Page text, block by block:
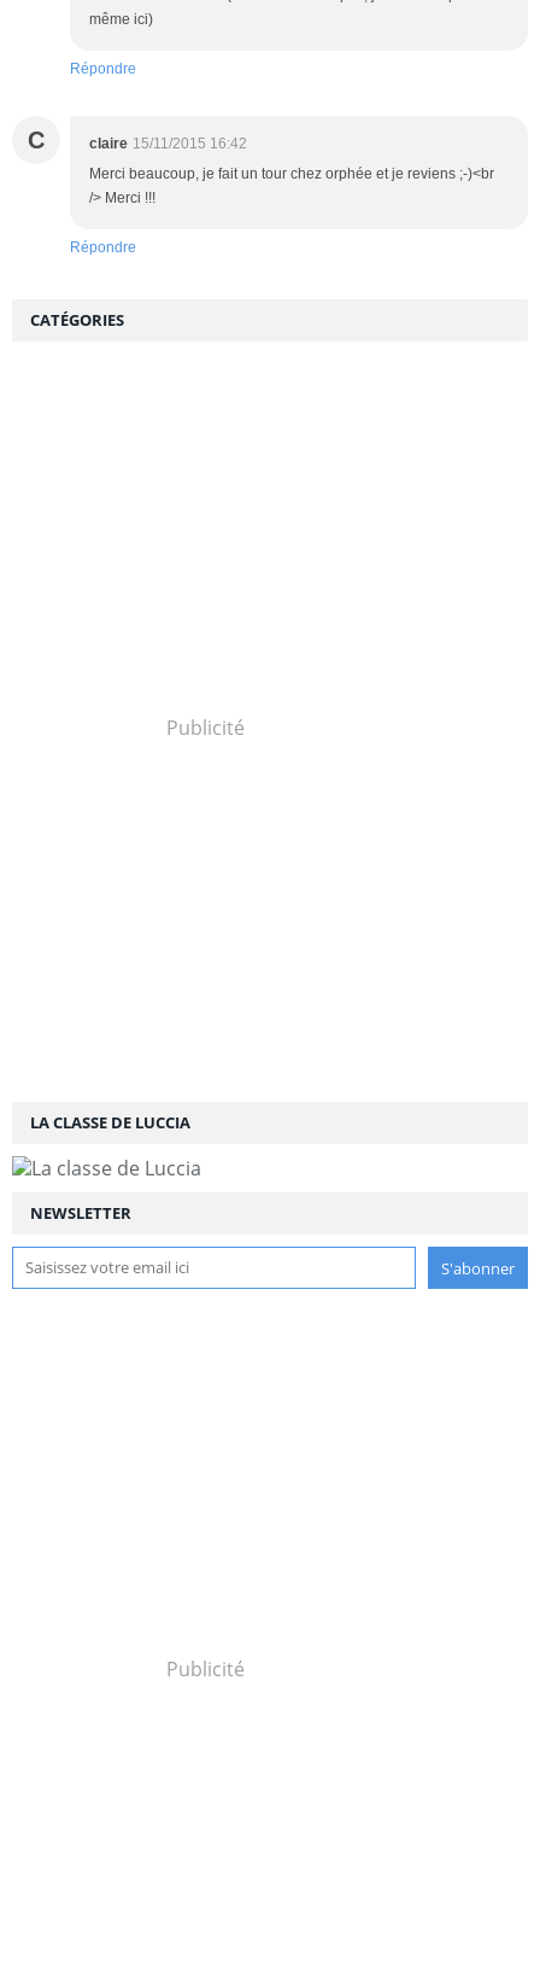
même ici)
Répondre
C claire 15/11/2015 16:42
Merci beaucoup, je fait un tour chez orphée et je reviens ;-)<br
/> Merci !!!
Répondre
Publicité
NEWSLETTER
LA CLASSE DE LUCCIA
Publicité
CATÉGORIES